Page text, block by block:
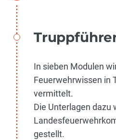
In sieben Modulen
Feuerwehrwissen in
vermittelt.
Die Unterlagen dazu
gestellt.